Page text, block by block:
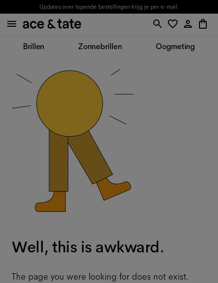
Updates over lopende bestellingen krijg je per e-mail.
Brillen Zonnebrillen Oogmeting
Well, this is awkward.
The page you were looking for does not exist.